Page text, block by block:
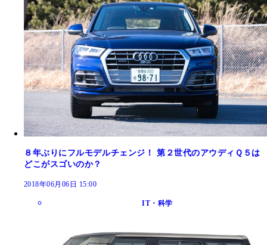
８年ぶりにフルモデルチェンジ！ 第２世代のアウディＱ５は
どこがスゴいのか？
2018年06月06日 15:00
IT・科学